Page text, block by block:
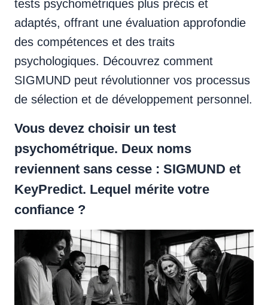
tests psychométriques plus précis et
adaptés, offrant une évaluation approfondie
des compétences et des traits
psychologiques. Découvrez comment
SIGMUND peut révolutionner vos processus
de sélection et de développement personnel.
Vous devez choisir un test
psychométrique. Deux noms
reviennent sans cesse : SIGMUND et
KeyPredict. Lequel mérite votre
confiance ?